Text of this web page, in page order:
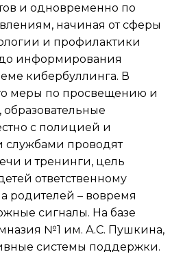
и одновременно по
начиная от сферы
и профилактики
информирования
кибербуллинга. В
меры по просвещению и
с полицией и
службами проводят
и тренинги, цель
ответственному
родителей – вовремя
сигналы. На базе
№1 им. А.С. Пушкина,
системы поддержки.